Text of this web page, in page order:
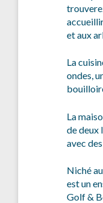
et aux
La
ondes,
La
de deux
avec
Niché
est un
Golf &